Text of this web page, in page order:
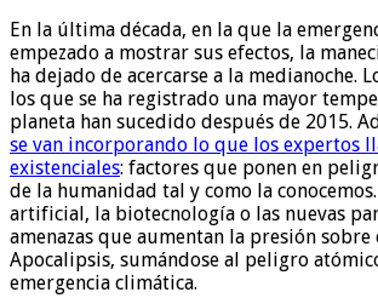
En la última década, en la que la
empezado a mostrar sus efectos, la
ha dejado de acercarse a la medianoche.
los que se ha registrado una mayor
planeta han sucedido después de 2015.
se van incorporando lo que los expertos
existenciales: factores que ponen en
de la humanidad tal y como la
artificial, la biotecnología o las nuevas
amenazas que aumentan la presión sobre
Apocalipsis, sumándose al peligro
emergencia climática.